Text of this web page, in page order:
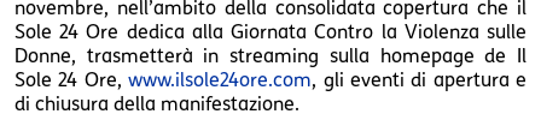
novembre, nell’ambito della consolidata copertura che il
Sole 24 Ore dedica alla Giornata Contro la Violenza sulle
Donne, trasmetterà in streaming sulla homepage de Il
Sole 24 Ore,www.ilsole24ore.com, gli eventi di apertura e
di chiusura della manifestazione.